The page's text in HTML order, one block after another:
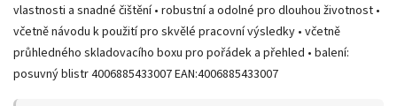
vlastnosti a snadné čištění • robustní a odolné pro dlouhou životnost •
včetně návodu k použití pro skvělé pracovní výsledky • včetně
průhledného skladovacího boxu pro pořádek a přehled • balení:
posuvný blistr 4006885433007 EAN:4006885433007